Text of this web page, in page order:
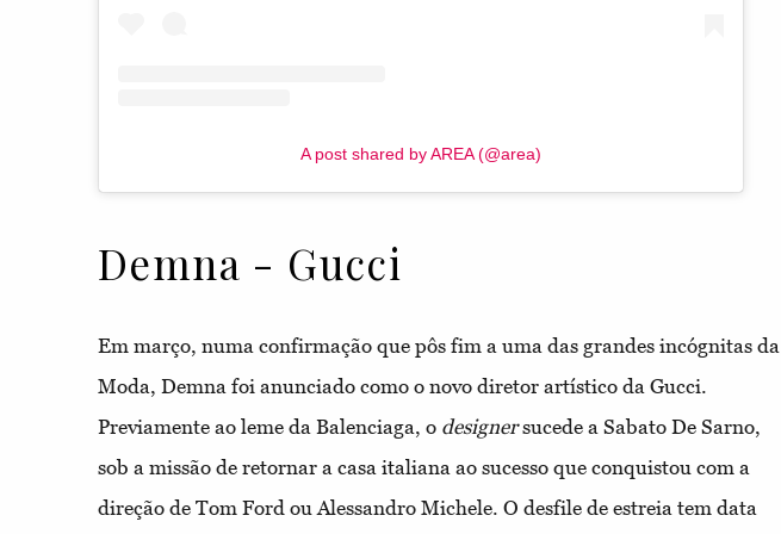
A post shared by AREA (@area)
Demna - Gucci
Em março, numa confirmação que pôs fim a uma das grandes incógnitas da
Moda, Demna foi anunciado como o novo diretor artístico da Gucci.
Previamente ao leme da Balenciaga, o designersucede a Sabato De Sarno,
sob a missão de retornar a casa italiana ao sucesso que conquistou com a
direção de Tom Ford ou Alessandro Michele. O desfile de estreia tem data